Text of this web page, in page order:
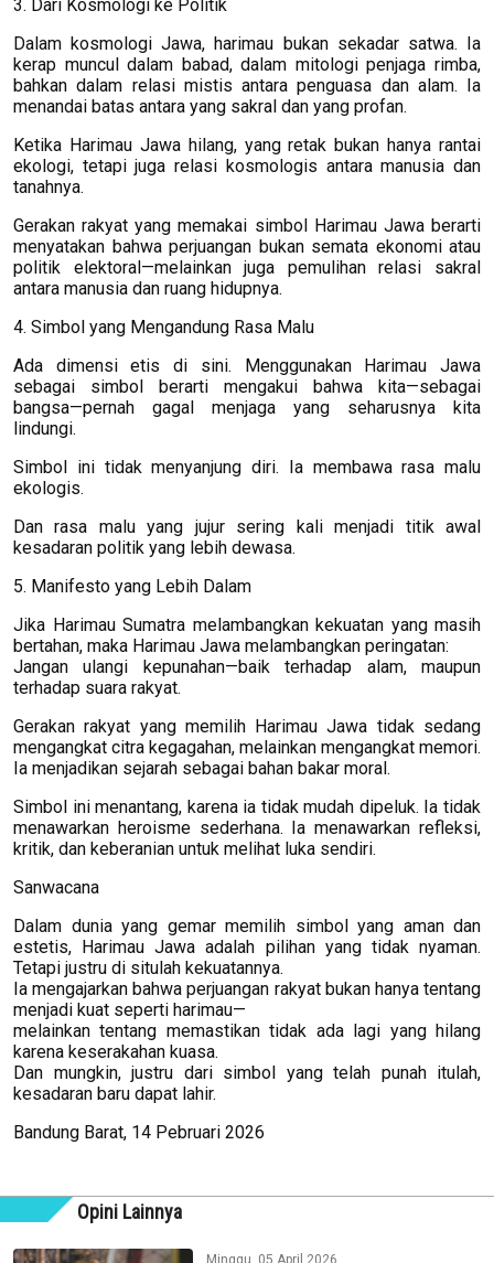
3. Dari Kosmologi ke Politik
Dalam kosmologi Jawa, harimau bukan sekadar satwa. Ia
kerap muncul dalam babad, dalam mitologi penjaga rimba,
bahkan dalam relasi mistis antara penguasa dan alam. Ia
menandai batas antara yang sakral dan yang profan.
Ketika Harimau Jawa hilang, yang retak bukan hanya rantai
ekologi, tetapi juga relasi kosmologis antara manusia dan
tanahnya.
Gerakan rakyat yang memakai simbol Harimau Jawa berarti
menyatakan bahwa perjuangan bukan semata ekonomi atau
politik elektoral—melainkan juga pemulihan relasi sakral
antara manusia dan ruang hidupnya.
4. Simbol yang Mengandung Rasa Malu
Ada dimensi etis di sini. Menggunakan Harimau Jawa
sebagai simbol berarti mengakui bahwa kita—sebagai
bangsa—pernah gagal menjaga yang seharusnya kita
lindungi.
Simbol ini tidak menyanjung diri. Ia membawa rasa malu
ekologis.
Dan rasa malu yang jujur sering kali menjadi titik awal
kesadaran politik yang lebih dewasa.
5. Manifesto yang Lebih Dalam
Jika Harimau Sumatra melambangkan kekuatan yang masih
bertahan, maka Harimau Jawa melambangkan peringatan:
Jangan ulangi kepunahan—baik terhadap alam, maupun
terhadap suara rakyat.
Gerakan rakyat yang memilih Harimau Jawa tidak sedang
mengangkat citra kegagahan, melainkan mengangkat memori.
Ia menjadikan sejarah sebagai bahan bakar moral.
Simbol ini menantang, karena ia tidak mudah dipeluk. Ia tidak
menawarkan heroisme sederhana. Ia menawarkan refleksi,
kritik, dan keberanian untuk melihat luka sendiri.
Sanwacana
Dalam dunia yang gemar memilih simbol yang aman dan
estetis, Harimau Jawa adalah pilihan yang tidak nyaman.
Tetapi justru di situlah kekuatannya.
Ia mengajarkan bahwa perjuangan rakyat bukan hanya tentang
menjadi kuat seperti harimau—
melainkan tentang memastikan tidak ada lagi yang hilang
karena keserakahan kuasa.
Dan mungkin, justru dari simbol yang telah punah itulah,
kesadaran baru dapat lahir.
Bandung Barat, 14 Pebruari 2026
Opini Lainnya